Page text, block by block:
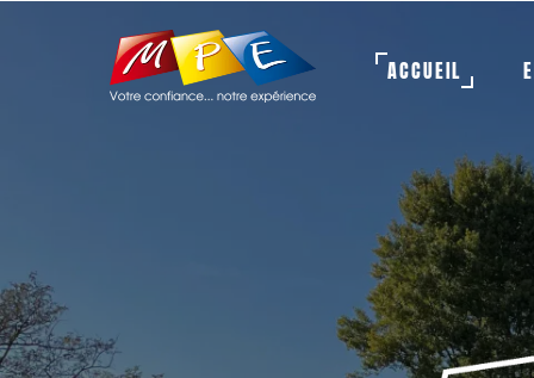
ACCUEIL